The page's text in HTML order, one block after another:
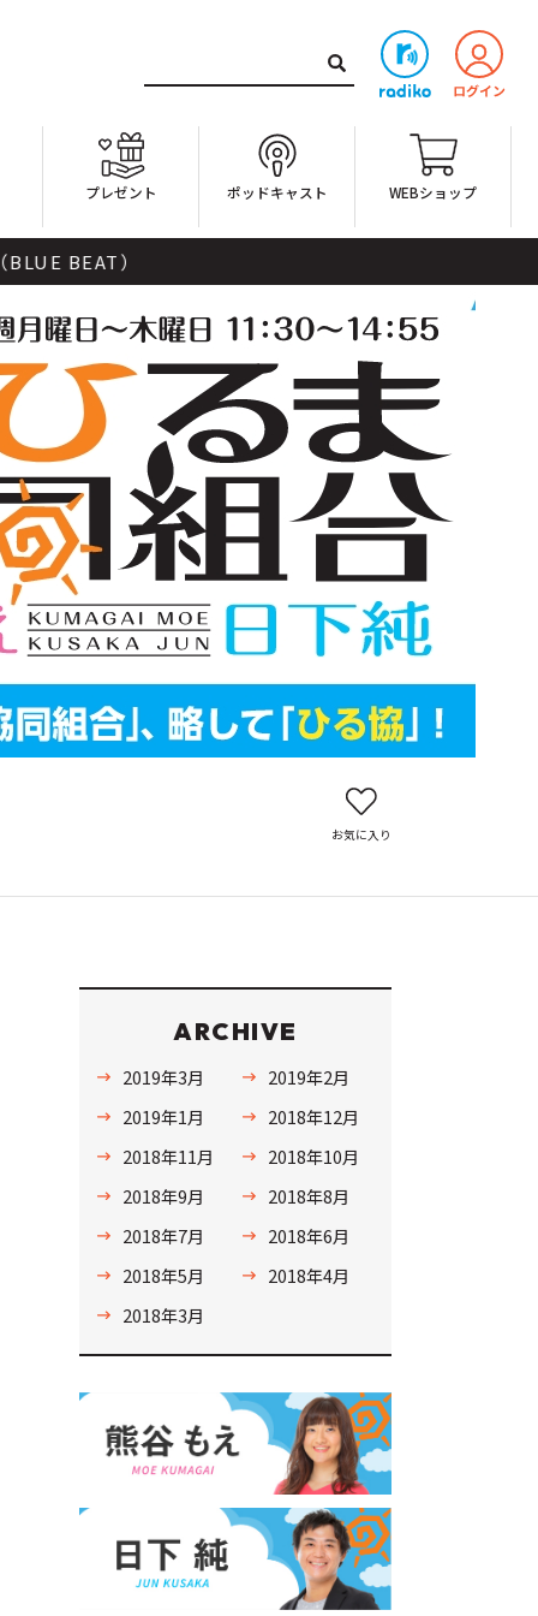
プレゼント ポッドキャスト WEBショップ
お気に入り
ARCHIVE
2019年3月
2019年2月
2019年1月
2018年12月
2018年11月
2018年10月
2018年9月
2018年8月
2018年7月
2018年6月
2018年5月
2018年4月
2018年3月